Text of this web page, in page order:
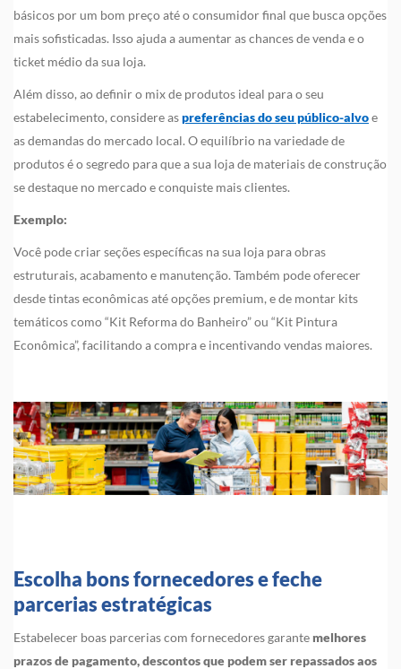
básicos por um bom preço até o consumidor final que busca opções
mais sofisticadas. Isso ajuda a aumentar as chances de venda e o
ticket médio da sua loja.
Além disso, ao definir o mix de produtos ideal para o seu
estabelecimento, considere aspreferências do seu público-alvoe
as demandas do mercado local. O equilíbrio na variedade de
produtos é o segredo para que a sua loja de materiais de construção
se destaque no mercado e conquiste mais clientes.
Exemplo:
Você pode criar seções específicas na sua loja para obras
estruturais, acabamento e manutenção. Também pode oferecer
desde tintas econômicas até opções premium, e de montar kits
temáticos como “Kit Reforma do Banheiro” ou “Kit Pintura
Econômica”, facilitando a compra e incentivando vendas maiores.
Escolha bons fornecedores e feche
parcerias estratégicas
Estabelecer boas parcerias com fornecedores garante melhores
prazos de pagamento, descontos que podem ser repassados aos